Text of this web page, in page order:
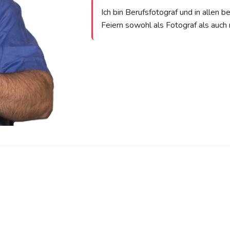
Ich bin Berufsfotograf und in allen
Feiern sowohl als Fotograf als